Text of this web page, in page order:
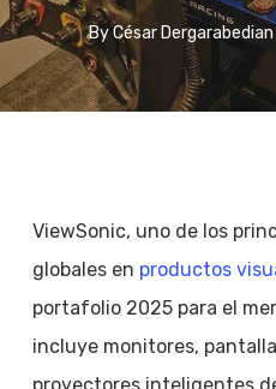
ByCésar Dergarabedian
ViewSonic, uno de los
globales en productos
portafolio 2025 para el
incluye monitores,